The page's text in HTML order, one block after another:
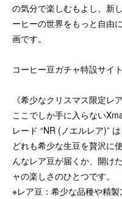
の気分で楽しむもよし、新
ーヒーの世界をもっと自由
画です。
コーヒー豆ガチャ特設サイ
《希少なクリスマス限定レ
ここでしか手に入らない
レード “NR (ノエルレア)”
どれも希少な生豆を贅沢に
んなレア豆が届くか、開け
ャの楽しさのひとつです。
※レア豆：希少な品種や精